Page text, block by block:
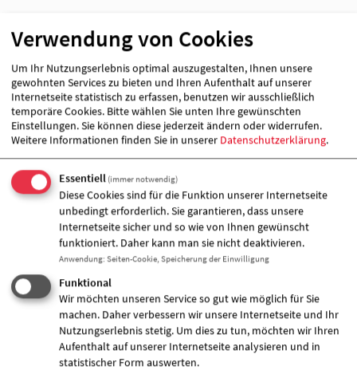
fremdenfeindliche Aussagen im Vergleich zu den
Ergebnissen von 2010 zugenommen. Insgesamt
wird Ausländerfeindlichkeit bei 39% der
Bevölkerung in Ost- und 20% in Westdeutschland
festgestellt. Auch islamfeindliche Einstellungen sind
heute verbreiteter als noch im Jahre 2010; die
Zustimmungswerte für antisemitische Einstellungen
Fünftel der Befragten festgestellt. Im Zehn-Jahres-
Überblick ist zu beobachten, dass die
Zustimmungswerte für rechtsextreme Positionen
kontinuierlich steigen.
Gerade vor dem Hintergrund der Mordserie der
rechtsextremen Gruppe „NSU“, die vor gut einem
Jahr publik wurde, muss die Frage gestellt werden,
inwieweit rassistische und ausländerfeindliche
Einstellungen in der Bevölkerung solche Taten erst
ermöglichen bzw. begünstigen und inwieweit das
Vorhandensein dieser Einstellungsmuster eine
schonungslose Aufklärung der Taten verhindern.
Verwendung von Cookies
Um Ihr Nutzungserlebnis optimal auszugestalten, Ihnen unsere
gewohnten Services zu bieten und Ihren Aufenthalt auf unserer
Internetseite statistisch zu erfassen, benutzen wir ausschließlich
temporäre Cookies. Bitte wählen Sie unten Ihre gewünschten
Einstellungen. Sie können diese jederzeit ändern oder widerrufen.
Weitere Informationen finden Sie in unserer Datenschutzerklärung.
Essentiell (immer notwendig)
Diese Cookies sind für die Funktion unserer Internetseite
unbedingt erforderlich. Sie garantieren, dass unsere
Internetseite sicher und so wie von Ihnen gewünscht
funktioniert. Daher kann man sie nicht deaktivieren.
Anwendung: Seiten-Cookie, Speicherung der Einwilligung
Funktional
Wir möchten unseren Service so gut wie möglich für Sie
machen. Daher verbessern wir unsere Internetseite und Ihr
Nutzungserlebnis stetig. Um dies zu tun, möchten wir Ihren
Aufenthalt auf unserer Internetseite analysieren und in
statistischer Form auswerten.